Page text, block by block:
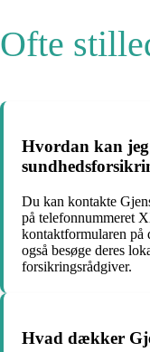
Ofte
Hvordan kan
Du kan kontakte
på telefonnummeret
kontaktformularen på
også besøge deres
forsikringsrådgiver.
Hvad dækker